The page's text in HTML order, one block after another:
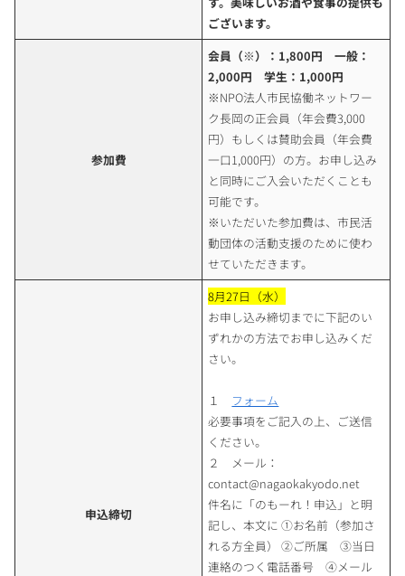
ございます。
参加費
会員（※）：1,800円 一般：
2,000円 学生：1,000円
※NPO法人市民協働ネットワー
ク長岡の正会員（年会費3,000
円）もしくは賛助会員（年会費
一口1,000円）の方。お申し込み
と同時にご入会いただくことも
可能です。
※いただいた参加費は、市民活
動団体の活動支援のために使わ
せていただきます。
申込締切
8月27日（水）
お申し込み締切までに下記のい
ずれかの方法でお申し込みくだ
さい。
１ フォーム
必要事項をご記入の上、ご送信
ください。
２ メール：
contact@nagaokakyodo.net
件名に「のもーれ！申込」と明
記し、本文に ①お名前（参加さ
れる方全員） ②ご所属 ③当日
連絡のつく電話番号 ④メール